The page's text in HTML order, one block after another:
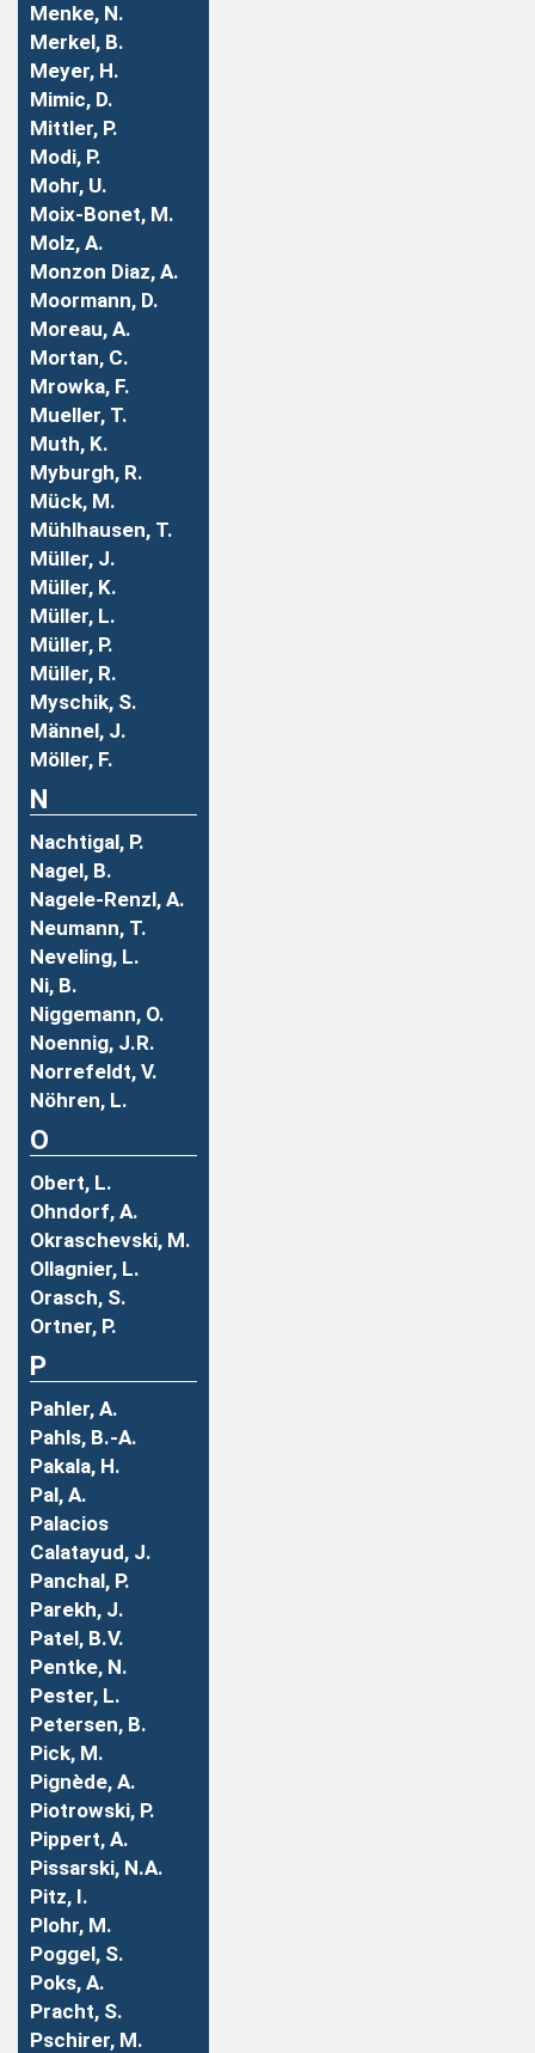
Menke, N.
Merkel, B.
Meyer, H.
Mimic, D.
Mittler, P.
Modi, P.
Mohr, U.
Moix-Bonet, M.
Molz, A.
Monzon Diaz, A.
Moormann, D.
Moreau, A.
Mortan, C.
Mrowka, F.
Mueller, T.
Muth, K.
Myburgh, R.
Mück, M.
Mühlhausen, T.
Müller, J.
Müller, K.
Müller, L.
Müller, P.
Müller, R.
Myschik, S.
Männel, J.
Möller, F.
N
Nachtigal, P.
Nagel, B.
Nagele-Renzl, A.
Neumann, T.
Neveling, L.
Ni, B.
Niggemann, O.
Noennig, J.R.
Norrefeldt, V.
Nöhren, L.
O
Obert, L.
Ohndorf, A.
Okraschevski, M.
Ollagnier, L.
Orasch, S.
Ortner, P.
P
Pahler, A.
Pahls, B.-A.
Pakala, H.
Pal, A.
Palacios
Calatayud, J.
Panchal, P.
Parekh, J.
Patel, B.V.
Pentke, N.
Pester, L.
Petersen, B.
Pick, M.
Pignède, A.
Piotrowski, P.
Pippert, A.
Pissarski, N.A.
Pitz, I.
Plohr, M.
Poggel, S.
Poks, A.
Pracht, S.
Pschirer, M.